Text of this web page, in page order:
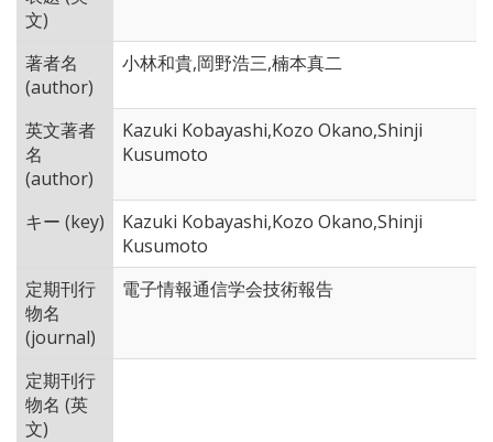
文)
著者名
(author)
小林和貴,岡野浩三,楠本真二
英文著者
名
(author)
Kazuki Kobayashi,Kozo Okano,Shinji
Kusumoto
キー (key)
Kazuki Kobayashi,Kozo Okano,Shinji
Kusumoto
定期刊行
物名
(journal)
電子情報通信学会技術報告
定期刊行
物名 (英
文)